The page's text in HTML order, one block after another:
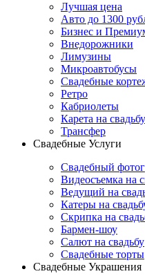
Лучшая цена
Авто до 1300
Бизнес и
Внедорожники
Лимузины
Микроавтобусы
Свадебные
Ретро
Кабриолеты
Карета на свадьбу
Трансфер
Свадебные Услуги
Свадебный
Видеосъемка на
Ведущий на
Катеры на
Скрипка на
Бармен-шоу
Салют на свадьбу
Свадебные торты
Свадебные Украшения